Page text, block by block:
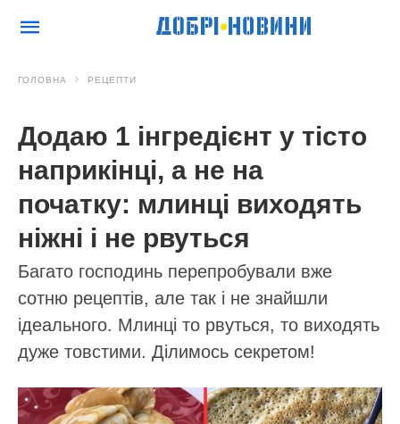
ГОЛОВНА РЕЦЕПТИ
Додаю 1 інгредієнт у тісто
наприкінці, а не на
початку: млинці виходять
ніжні і не рвуться
Багато господинь перепробували вже
сотню рецептів, але так і не знайшли
ідеального. Млинці то рвуться, то виходять
дуже товстими. Ділимось секретом!